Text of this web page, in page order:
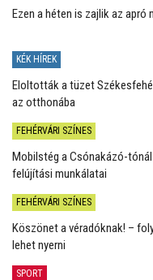
Ezen a héten is zajlik az apró
KÉK HÍREK
Eloltották a tüzet
az otthonába
FEHÉRVÁRI SZÍNES
Mobilstég a Csónakázó-
felújítási munkálatai
FEHÉRVÁRI SZÍNES
Köszönet a véradóknak! –
lehet nyerni
SPORT